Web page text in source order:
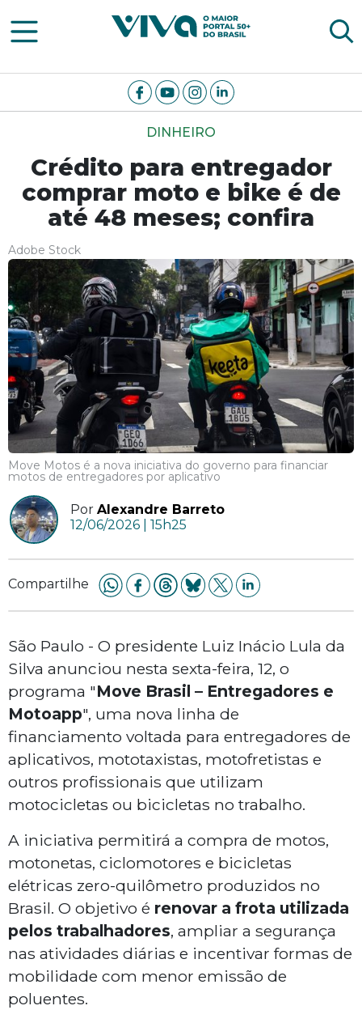
Viva Notícias
DINHEIRO
Crédito para entregador
comprar moto e bike é de
até 48 meses; confira
Adobe Stock
Move Motos é a nova iniciativa do governo para financiar
motos de entregadores por aplicativo
Por Alexandre Barreto
12/06/2026 | 15h25
Compartilhe
São Paulo - O presidente Luiz Inácio Lula da
Silva anunciou nesta sexta-feira, 12, o
programa "Move Brasil – Entregadores e
Motoapp", uma nova linha de
financiamento voltada para entregadores de
aplicativos, mototaxistas, motofretistas e
outros profissionais que utilizam
motocicletas ou bicicletas no trabalho.
A iniciativa permitirá a compra de motos,
motonetas, ciclomotores e bicicletas
elétricas zero-quilômetro produzidos no
Brasil. O objetivo é renovar a frota utilizada
pelos trabalhadores, ampliar a segurança
nas atividades diárias e incentivar formas de
mobilidade com menor emissão de
poluentes.